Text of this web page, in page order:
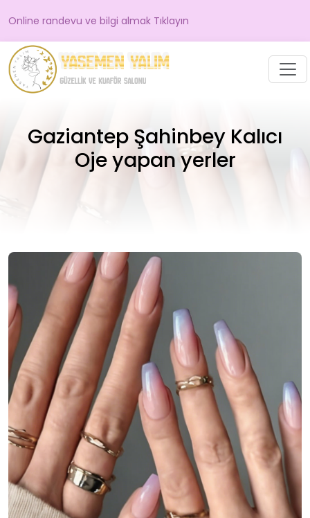
Online randevu ve bilgi almak Tıklayın
Gaziantep Şahinbey Kalıcı
Oje yapan yerler